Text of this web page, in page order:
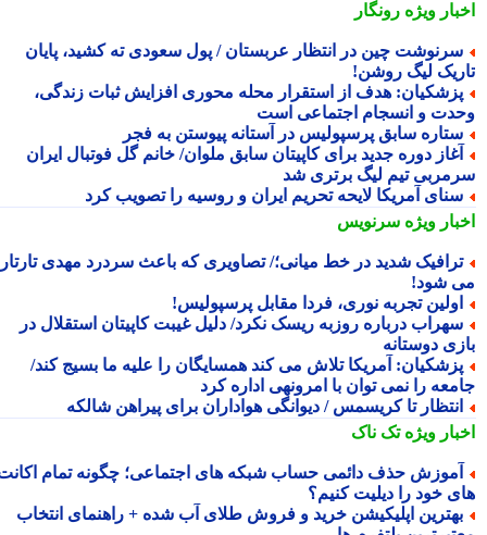
ویژهرونگار
چین در انتظار عربستان / پول سعودی ته کشید، پایان
لیگ روشن!
هدف از استقرار محله محوری افزایش ثبات زندگی،
و انسجام اجتماعی است
سابق پرسپولیس در آستانه پیوستن به فجر
دوره جدید برای کاپیتان سابق ملوان/ خانم گل فوتبال ایران
تیم لیگ برتری شد
آمریکا لایحه تحریم ایران و روسیه را تصویب کرد
ویژهسرنویس
شدید در خط میانی؛/ تصاویری که باعث سردرد مهدی تارتار
شود!
تجربه نوری، فردا مقابل پرسپولیس!
درباره روزبه ریسک نکرد/ دلیل غیبت کاپیتان استقلال در
دوستانه
آمریکا تلاش می کند همسایگان را علیه ما بسیج کند/
را نمی توان با امرونهی اداره کرد
تا کریسمس / دیوانگی هواداران برای پیراهن شالکه
ویژهتک ناک
حذف دائمی حساب شبکه های اجتماعی؛ چگونه تمام اکانت
خود را دیلیت کنیم؟
اپلیکیشن خرید و فروش طلای آب شده + راهنمای انتخاب